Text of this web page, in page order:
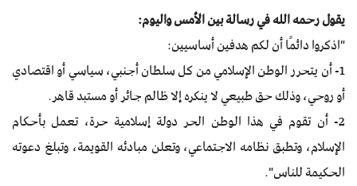
يقول رحمه الله في رسالة بين الأمس واليوم:​
"اذكروا دائمًا أن لكم هدفين أساسيين:​
1- أن يتحرر الوطن الإسلامي من كل سلطان أجنبي، سياسي أو اقتصادي
أو روحي، وذلك حق طبيعي لا ينكره إلا ظالم جائر أو مستبد قاهر.​
2- أن تقوم في هذا الوطن الحر دولة إسلامية حرة، تعمل بأحكام
الإسلام، وتطبق نظامه الاجتماعي، وتعلن مبادئه القويمة، وتبلغ دعوته
الحكيمة للناس".